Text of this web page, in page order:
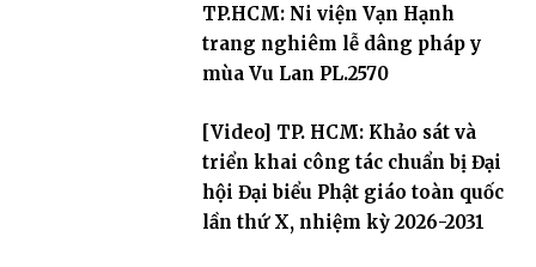
TP.HCM: Ni viện Vạn Hạnh
trang nghiêm lễ dâng pháp y
mùa Vu Lan PL.2570
[Video] TP. HCM: Khảo sát và
triển khai công tác chuẩn bị Đại
hội Đại biểu Phật giáo toàn quốc
lần thứ X, nhiệm kỳ 2026-2031